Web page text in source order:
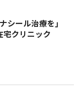
シール治療を｣
宅クリニック